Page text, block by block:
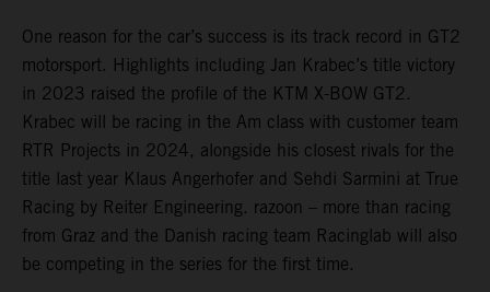
One reason for the car’s success is its track record in GT2
motorsport. Highlights including Jan Krabec’s title victory
in 2023 raised the profile of the KTM X-BOW GT2.
Krabec will be racing in the Am class with customer team
RTR Projects in 2024, alongside his closest rivals for the
title last year Klaus Angerhofer and Sehdi Sarmini at True
Racing by Reiter Engineering. razoon – more than racing
from Graz and the Danish racing team Racinglab will also
be competing in the series for the first time.